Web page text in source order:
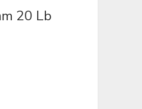
20 Lb